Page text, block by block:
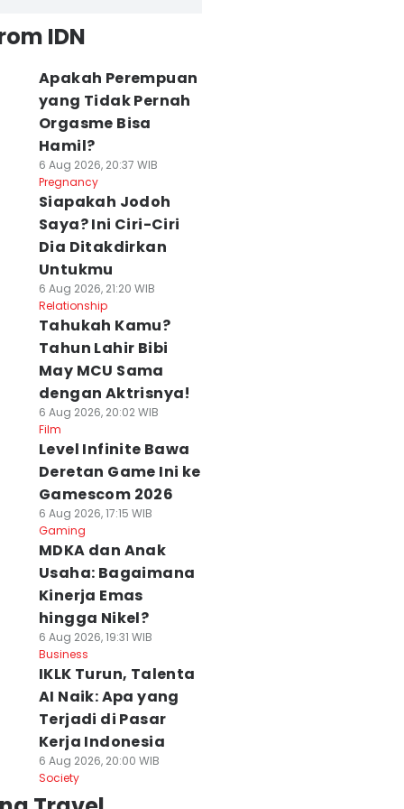
IDN
Apakah Perempuan
yang Tidak Pernah
Orgasme Bisa
Hamil?
6 Aug 2026, 20:37 WIB
Pregnancy
Siapakah Jodoh
Saya? Ini Ciri-Ciri
Dia Ditakdirkan
Untukmu
6 Aug 2026, 21:20 WIB
Relationship
Tahukah Kamu?
Tahun Lahir Bibi
May MCU Sama
dengan Aktrisnya!
6 Aug 2026, 20:02 WIB
Film
Level Infinite Bawa
Deretan Game Ini ke
Gamescom 2026
6 Aug 2026, 17:15 WIB
Gaming
MDKA dan Anak
Usaha: Bagaimana
Kinerja Emas
hingga Nikel?
6 Aug 2026, 19:31 WIB
Business
IKLK Turun, Talenta
AI Naik: Apa yang
Terjadi di Pasar
Kerja Indonesia
6 Aug 2026, 20:00 WIB
Society